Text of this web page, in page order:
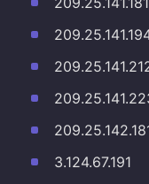
3.124.67.191